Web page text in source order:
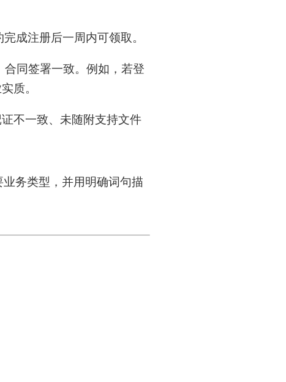
成注册后一周内可领取。
同签署一致。例如，若登
质。
不一致、未随附支持文件
务类型，并用明确词句描